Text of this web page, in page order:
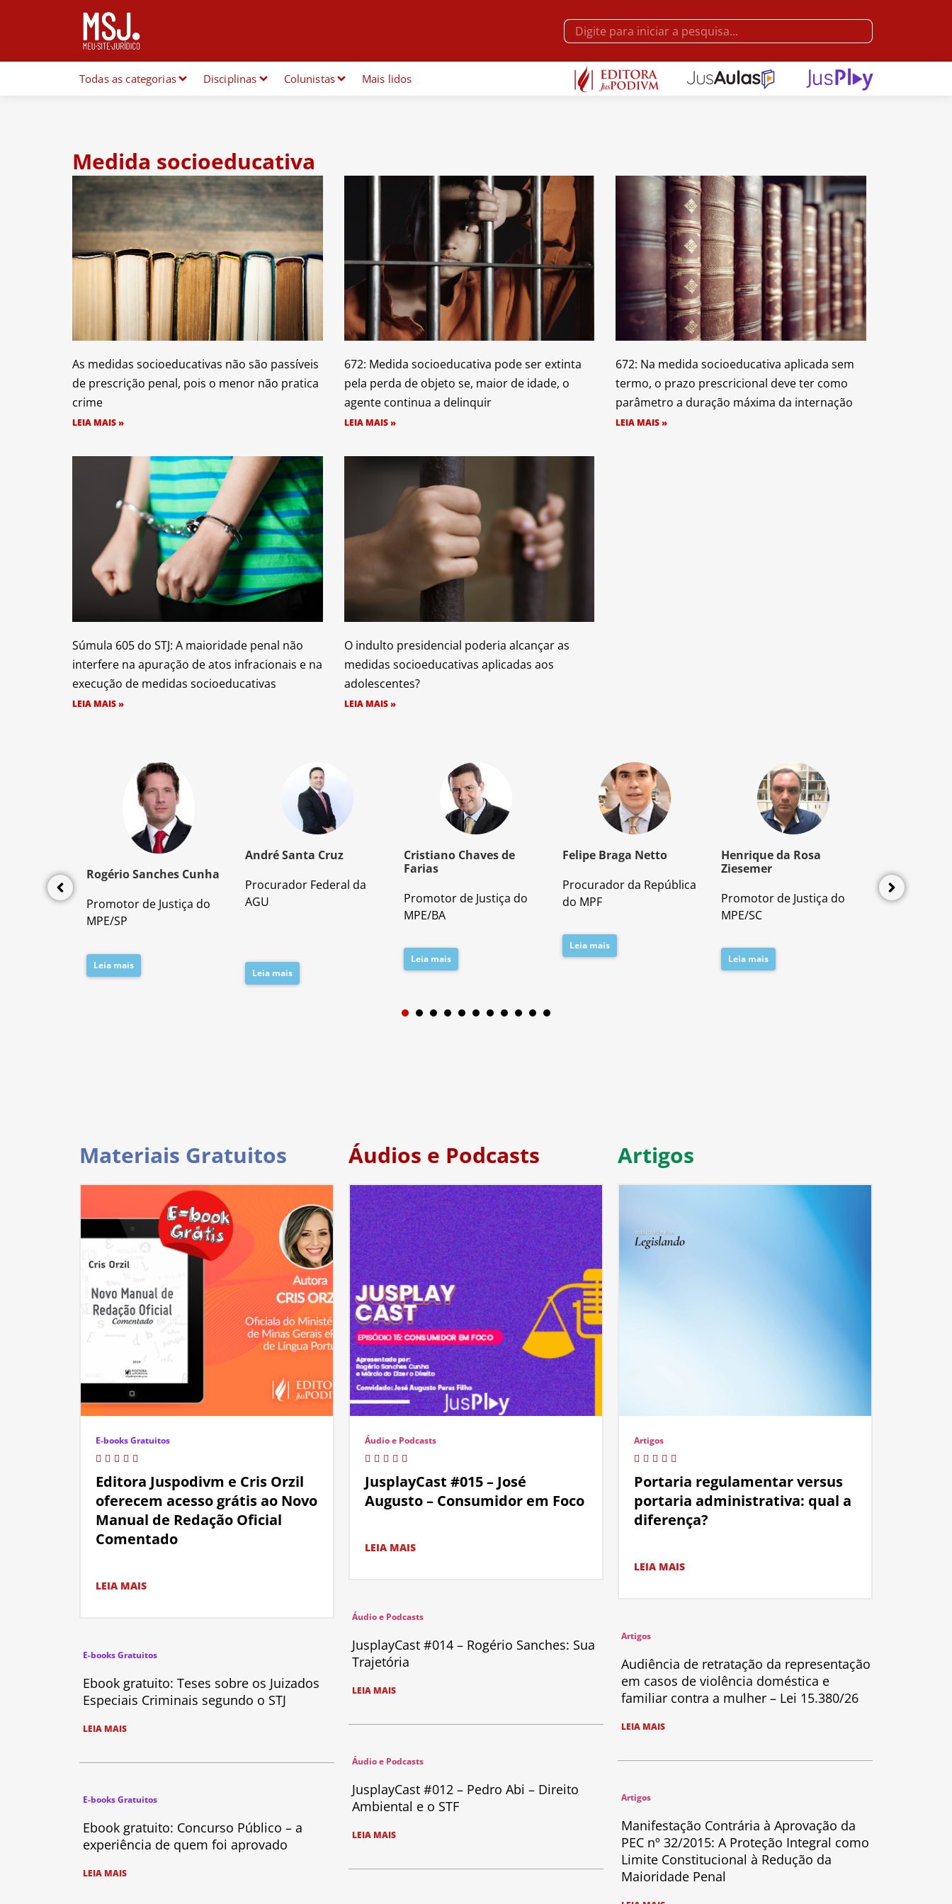
Todas as categorias Disciplinas Colunistas Mais lidos
Medida socioeducativa
As medidas socioeducativas não são passíveis
de prescrição penal, pois o menor não pratica
crime
LEIA MAIS »
672: Medida socioeducativa pode ser extinta
pela perda de objeto se, maior de idade, o
agente continua a delinquir
LEIA MAIS »
672: Na medida socioeducativa aplicada sem
termo, o prazo prescricional deve ter como
parâmetro a duração máxima da internação
LEIA MAIS »
Súmula 605 do STJ: A maioridade penal não
interfere na apuração de atos infracionais e na
execução de medidas socioeducativas
LEIA MAIS »
O indulto presidencial poderia alcançar as
medidas socioeducativas aplicadas aos
adolescentes?
LEIA MAIS »
Civil
Rogério Sanches Cunha
Promotor de Justiça do
MPE/SP
Leia mais
André Santa Cruz
Procurador Federal da
AGU
Leia mais
Cristiano Chaves de
Farias
Promotor de Justiça do
MPE/BA
Leia mais
Felipe Braga Netto
Procurador da República
do MPF
Leia mais
Henrique da Rosa
Ziesemer
Promotor de Justiça do
MPE/SC
Leia mais
Advogado e
Direito
1 2
Materiais Gratuitos
E-books Gratuitos
Editora Juspodivm e Cris Orzil
oferecem acesso grátis ao Novo
Manual de Redação Oficial
Comentado
LEIA MAIS
E-books Gratuitos
Ebook gratuito: Teses sobre os Juizados
Especiais Criminais segundo o STJ
LEIA MAIS
E-books Gratuitos
Ebook gratuito: Concurso Público – a
experiência de quem foi aprovado
LEIA MAIS
Áudios e Podcasts
Áudio e Podcasts
JusplayCast #015 – José
Augusto – Consumidor em Foco
LEIA MAIS
Áudio e Podcasts
JusplayCast #014 – Rogério Sanches: Sua
Trajetória
LEIA MAIS
Áudio e Podcasts
JusplayCast #012 – Pedro Abi – Direito
Ambiental e o STF
LEIA MAIS
Artigos
Artigos
Portaria regulamentar versus
portaria administrativa: qual a
diferença?
LEIA MAIS
Artigos
Audiência de retratação da representação
em casos de violência doméstica e
familiar contra a mulher – Lei 15.380/26
LEIA MAIS
Artigos
Manifestação Contrária à Aprovação da
PEC nº 32/2015: A Proteção Integral como
Limite Constitucional à Redução da
Maioridade Penal